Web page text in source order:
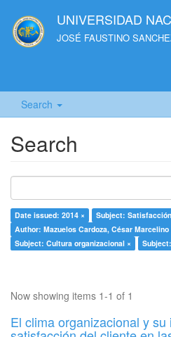
UNIVERSIDAD
JOSÉ FAUSTINO
Search
Search
Date issued: 2014 ×
Subject:
Author: Mazuelos Cardoza, César Marcelino
Subject: Cultura organizacional ×
Now showing items 1-1 of 1
El clima organizacional y